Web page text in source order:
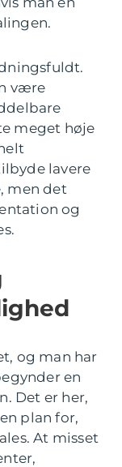
være
meget høje
lavere
men det
og
og man har
en
Det er her,
plan for,
At misset